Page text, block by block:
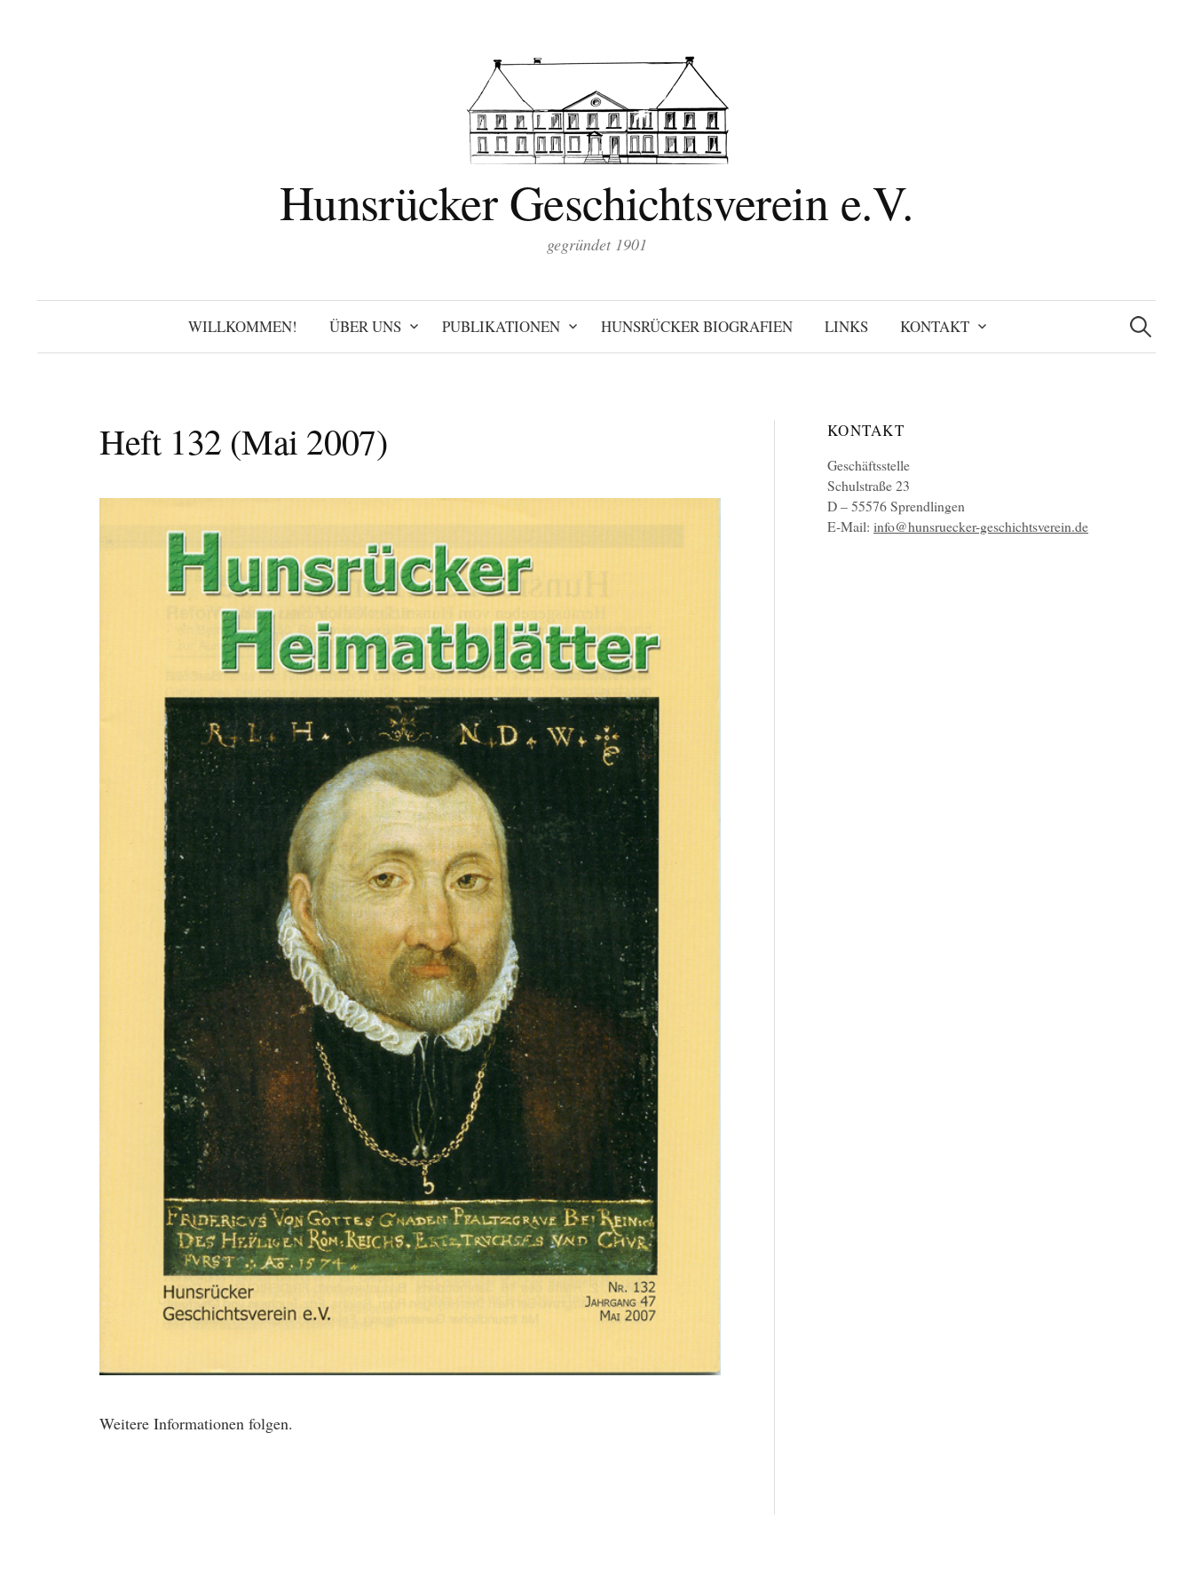
Hunsrücker Geschichtsverein e.V.
gegründet 1901
WILLKOMMEN! ÜBER UNS PUBLIKATIONEN HUNSRÜCKER BIOGRAFIEN LINKS KONTAKT
Suchen
nach:
Heft 132 (Mai 2007)
Weitere Informationen folgen.
KONTAKT
Geschäftsstelle
Schulstraße 23
D – 55576 Sprendlingen
E-Mail:info@hunsruecker-geschichtsverein.de